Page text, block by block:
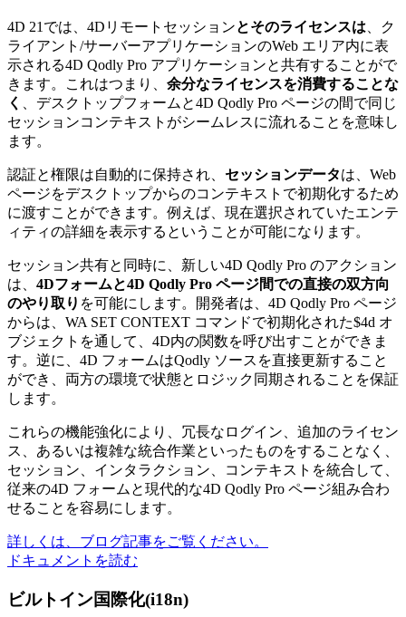
4D 21では、4Dリモートセッションとそのライセンスは 、ク
ライアント/サーバーアプリケーションのWeb エリア内に表
示される4D Qodly Pro アプリケーションと共有することがで
きます。これはつまり、 余分なライセンスを消費することな
く
、デスクトップフォームと4D Qodly Pro ページの間で同じ
セッションコンテキストがシームレスに流れることを意味し
ます。
認証と権限は自動的に保持され、 セッションデータは、Web
ページをデスクトップからのコンテキストで初期化するため
に渡すことができます。例えば、現在選択されていたエンテ
ィティの詳細を表示するということが可能になります。
セッション共有と同時に、新しい4D Qodly Pro のアクション
は、 4Dフォームと4D Qodly Pro ページ間での直接の双方向
のやり取り を可能にします。開発者は、4D Qodly Pro ページ
からは、 WA SET CONTEXT コマンドで初期化された$4d オ
ブジェクトを通して、4D内の関数を呼び出すことができま
す。逆に、4D フォームはQodly ソースを直接更新すること
ができ、両方の環境で状態とロジック同期されることを保証
します。
これらの機能強化により、冗長なログイン、追加のライセン
ス、あるいは複雑な統合作業といったものをすることなく、
セッション、インタラクション、コンテキストを統合して、
従来の4D フォームと現代的な4D Qodly Pro ページ組み合わ
せることを容易にします。
詳しくは、ブログ記事をご覧ください。
ドキュメントを読む
ビルトイン国際化(i18n)